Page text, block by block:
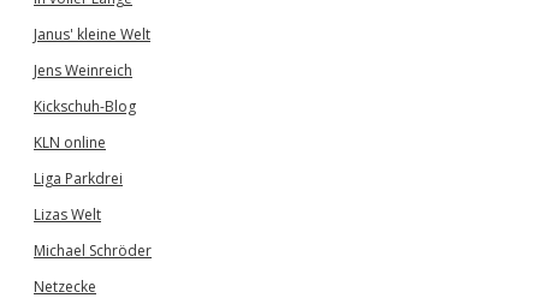
Janus' kleine Welt
Jens Weinreich
Kickschuh-Blog
KLN online
Liga Parkdrei
Lizas Welt
Michael Schröder
Netzecke